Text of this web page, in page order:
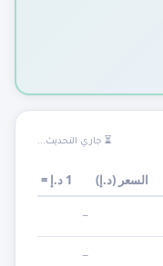
⏳ جاري التحديث...
السعر (د.إ)
1 د.إ =
—
—